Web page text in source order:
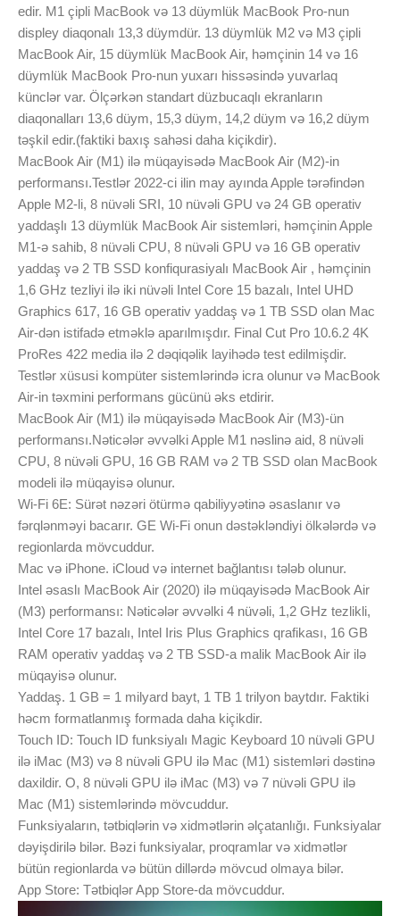
edir. M1 çipli MacBook və 13 düymlük MacBook Pro-nun
displey diaqonalı 13,3 düymdür. 13 düymlük M2 və M3 çipli
MacBook Air, 15 düymlük MacBook Air, həmçinin 14 və 16
düymlük MacBook Pro-nun yuxarı hissəsində yuvarlaq
künclər var. Ölçərkən standart düzbucaqlı ekranların
diaqonalları 13,6 düym, 15,3 düym, 14,2 düym və 16,2 düym
təşkil edir.(faktiki baxış sahəsi daha kiçikdir).
MacBook Air (M1) ilə müqayisədə MacBook Air (M2)-in
performansı.Testlər 2022-ci ilin may ayında Apple tərəfindən
Apple M2-li, 8 nüvəli SRI, 10 nüvəli GPU və 24 GB operativ
yaddaşlı 13 düymlük MacBook Air sistemləri, həmçinin Apple
M1-ə sahib, 8 nüvəli CPU, 8 nüvəli GPU və 16 GB operativ
yaddaş və 2 TB SSD konfiqurasiyalı MacBook Air , həmçinin
1,6 GHz tezliyi ilə iki nüvəli Intel Core 15 bazalı, Intel UHD
Graphics 617, 16 GB operativ yaddaş və 1 TB SSD olan Mac
Air-dən istifadə etməklə aparılmışdır. Final Cut Pro 10.6.2 4K
ProRes 422 media ilə 2 dəqiqəlik layihədə test edilmişdir.
Testlər xüsusi kompüter sistemlərində icra olunur və MacBook
Air-in təxmini performans gücünü əks etdirir.
MacBook Air (M1) ilə müqayisədə MacBook Air (M3)-ün
performansı.Nəticələr əvvəlki Apple M1 nəslinə aid, 8 nüvəli
CPU, 8 nüvəli GPU, 16 GB RAM və 2 TB SSD olan MacBook
modeli ilə müqayisə olunur.
Wi‑Fi 6E: Sürət nəzəri ötürmə qabiliyyətinə əsaslanır və
fərqlənməyi bacarır. GE Wi-Fi onun dəstəkləndiyi ölkələrdə və
regionlarda mövcuddur.
Mac və iPhone. iCloud və internet bağlantısı tələb olunur.
Intel əsaslı MacBook Air (2020) ilə müqayisədə MacBook Air
(M3) performansı: Nəticələr əvvəlki 4 nüvəli, 1,2 GHz tezlikli,
Intel Core 17 bazalı, Intel Iris Plus Graphics qrafikası, 16 GB
RAM operativ yaddaş və 2 TB SSD-a malik MacBook Air ilə
müqayisə olunur.
Yaddaş. 1 GB = 1 milyard bayt, 1 TB 1 trilyon baytdır. Faktiki
həcm formatlanmış formada daha kiçikdir.
Touch ID: Touch ID funksiyalı Magic Keyboard 10 nüvəli GPU
ilə iMac (M3) və 8 nüvəli GPU ilə Mac (M1) sistemləri dəstinə
daxildir. O, 8 nüvəli GPU ilə iMac (M3) və 7 nüvəli GPU ilə
Mac (M1) sistemlərində mövcuddur.
Funksiyaların, tətbiqlərin və xidmətlərin əlçatanlığı. Funksiyalar
dəyişdirilə bilər. Bəzi funksiyalar, proqramlar və xidmətlər
bütün regionlarda və bütün dillərdə mövcud olmaya bilər.
App Store: Tətbiqlər App Store-da mövcuddur.